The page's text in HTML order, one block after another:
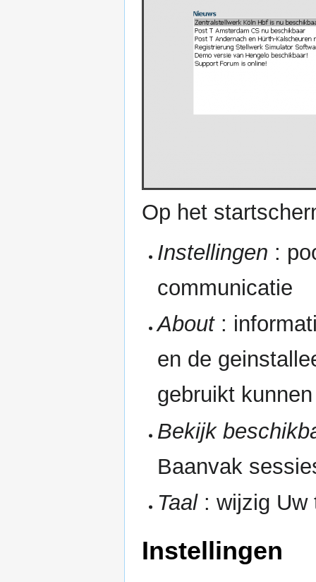
Op het
Instellingen :
communicatie
About:
en de
gebruikt
Bekijk
Baanvak
Taal: wijzig Uw
Instellingen